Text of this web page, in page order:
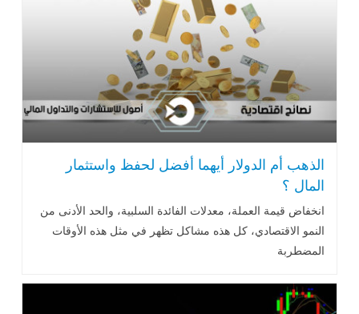
الذهب أم الدولار أيهما أفضل لحفظ واستثمار
المال ؟
انخفاض قيمة العملة، معدلات الفائدة السلبية، والحد الأدنى من
النمو الاقتصادي، كل هذه مشاكل تظهر في مثل هذه الأوقات
المضطربة